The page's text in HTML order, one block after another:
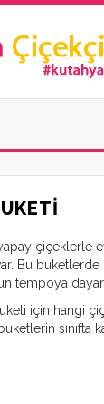
çiçeklerle
Bu
tempoya
için hangi
buketlerin